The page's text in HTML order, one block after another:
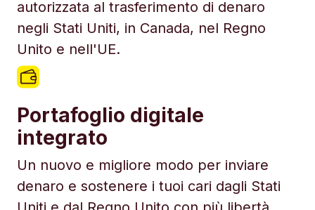
autorizzata al trasferimento di denaro
negli Stati Uniti, in Canada, nel Regno
Unito e nell'UE.
Portafoglio digitale
integrato
Un nuovo e migliore modo per inviare
denaro e sostenere i tuoi cari dagli Stati